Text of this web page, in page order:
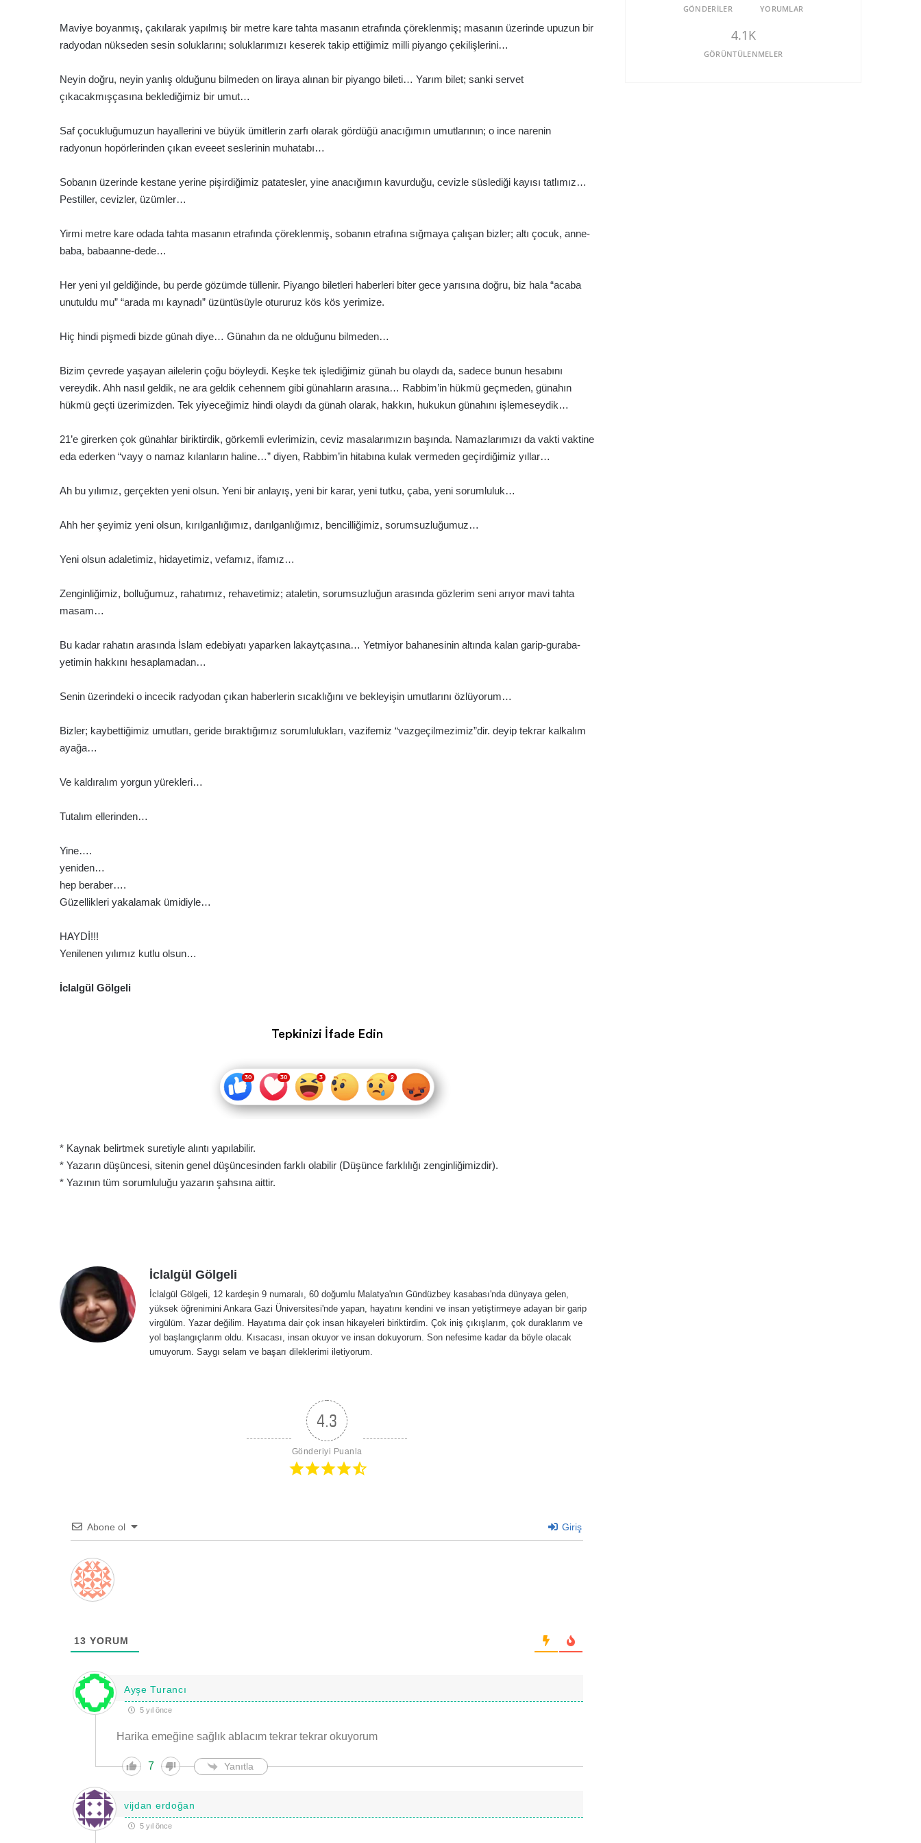
Maviye boyanmış, çakılarak yapılmış bir metre kare tahta masanın etrafında çöreklenmiş; masanın üzerinde upuzun bir
radyodan nükseden sesin soluklarını; soluklarımızı keserek takip ettiğimiz milli piyango çekilişlerini…
Neyin doğru, neyin yanlış olduğunu bilmeden on liraya alınan bir piyango bileti… Yarım bilet; sanki servet
çıkacakmışçasına beklediğimiz bir umut…
Saf çocukluğumuzun hayallerini ve büyük ümitlerin zarfı olarak gördüğü anacığımın umutlarının; o ince narenin
radyonun hopörlerinden çıkan eveeet seslerinin muhatabı…
Sobanın üzerinde kestane yerine pişirdiğimiz patatesler, yine anacığımın kavurduğu, cevizle süslediği kayısı tatlımız…
Pestiller, cevizler, üzümler…
Yirmi metre kare odada tahta masanın etrafında çöreklenmiş, sobanın etrafına sığmaya çalışan bizler; altı çocuk, anne-
baba, babaanne-dede…
Her yeni yıl geldiğinde, bu perde gözümde tüllenir. Piyango biletleri haberleri biter gece yarısına doğru, biz hala “acaba
unutuldu mu” “arada mı kaynadı” üzüntüsüyle otururuz kös kös yerimize.
Hiç hindi pişmedi bizde günah diye… Günahın da ne olduğunu bilmeden…
Bizim çevrede yaşayan ailelerin çoğu böyleydi. Keşke tek işlediğimiz günah bu olaydı da, sadece bunun hesabını
vereydik. Ahh nasıl geldik, ne ara geldik cehennem gibi günahların arasına… Rabbim’in hükmü geçmeden, günahın
hükmü geçti üzerimizden. Tek yiyeceğimiz hindi olaydı da günah olarak, hakkın, hukukun günahını işlemeseydik…
21’e girerken çok günahlar biriktirdik, görkemli evlerimizin, ceviz masalarımızın başında. Namazlarımızı da vakti vaktine
eda ederken “vayy o namaz kılanların haline…” diyen, Rabbim’in hitabına kulak vermeden geçirdiğimiz yıllar…
Ah bu yılımız, gerçekten yeni olsun. Yeni bir anlayış, yeni bir karar, yeni tutku, çaba, yeni sorumluluk…
Ahh her şeyimiz yeni olsun, kırılganlığımız, darılganlığımız, bencilliğimiz, sorumsuzluğumuz…
Yeni olsun adaletimiz, hidayetimiz, vefamız, ifamız…
Zenginliğimiz, bolluğumuz, rahatımız, rehavetimiz; ataletin, sorumsuzluğun arasında gözlerim seni arıyor mavi tahta
masam…
Bu kadar rahatın arasında İslam edebiyatı yaparken lakaytçasına… Yetmiyor bahanesinin altında kalan garip-guraba-
yetimin hakkını hesaplamadan…
Senin üzerindeki o incecik radyodan çıkan haberlerin sıcaklığını ve bekleyişin umutlarını özlüyorum…
Bizler; kaybettiğimiz umutları, geride bıraktığımız sorumlulukları, vazifemiz “vazgeçilmezimiz”dir. deyip tekrar kalkalım
ayağa…
Ve kaldıralım yorgun yürekleri…
Tutalım ellerinden…
Yine….
yeniden…
hep beraber….
Güzellikleri yakalamak ümidiyle…
HAYDİ!!!
Yenilenen yılımız kutlu olsun…
İclalgül Gölgeli
Tepkinizi İfade Edin
* Kaynak belirtmek suretiyle alıntı yapılabilir.
* Yazarın düşüncesi, sitenin genel düşüncesinden farklı olabilir (Düşünce farklılığı zenginliğimizdir).
* Yazının tüm sorumluluğu yazarın şahsına aittir.
İclalgül Gölgeli
İclalgül Gölgeli, 12 kardeşin 9 numaralı, 60 doğumlu Malatya'nın Gündüzbey kasabası'nda dünyaya gelen,
yüksek öğrenimini Ankara Gazi Üniversitesi'nde yapan, hayatını kendini ve insan yetiştirmeye adayan bir garip
virgülüm. Yazar değilim. Hayatıma dair çok insan hikayeleri biriktirdim. Çok iniş çıkışlarım, çok duraklarım ve
yol başlangıçlarım oldu. Kısacası, insan okuyor ve insan dokuyorum. Son nefesime kadar da böyle olacak
umuyorum. Saygı selam ve başarı dileklerimi iletiyorum.
4.3
Gönderiyi Puanla
Abone ol Giriş
13 YORUM
Ayşe Turancı
5 yıl önce
Harika emeğine sağlık ablacım tekrar tekrar okuyorum
7 Yanıtla
vijdan erdoğan
5 yıl önce
GÖNDERILER YORUMLAR
4.1K
GÖRÜNTÜLENMELER